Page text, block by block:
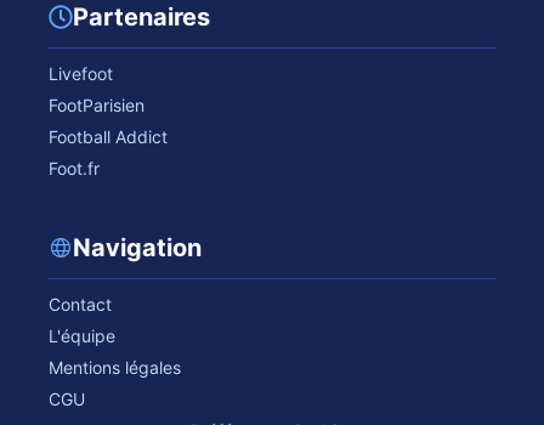
Partenaires
Livefoot
FootParisien
Football Addict
Foot.fr
Navigation
Contact
L'équipe
Mentions légales
CGU